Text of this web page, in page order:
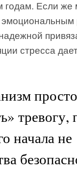
годам. Если же
стресса
тревогу,
начала